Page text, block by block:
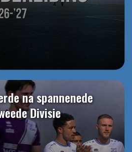
na spannenede
Divisie